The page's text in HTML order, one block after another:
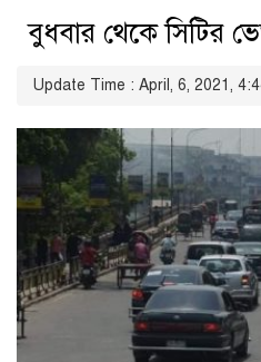
বুধবার থেকে সিটির
Update Time : April, 6, 2021,